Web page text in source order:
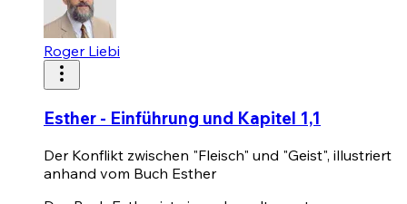
Roger Liebi
Esther - Einführung und Kapitel 1,1
Der Konflikt zwischen "Fleisch" und "Geist", illustriert
anhand vom Buch Esther